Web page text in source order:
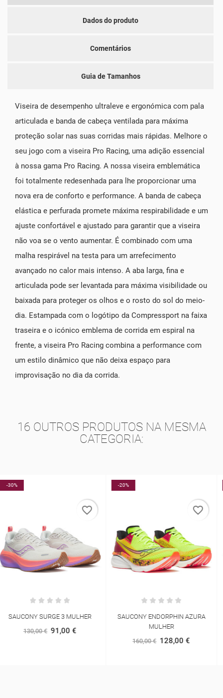
Dados do produto
Comentários
Guia de Tamanhos
Viseira de desempenho ultraleve e ergonómica com pala
articulada e banda de cabeça ventilada para máxima
proteção solar nas suas corridas mais rápidas. Melhore o
seu jogo com a viseira Pro Racing, uma adição essencial
à nossa gama Pro Racing. A nossa viseira emblemática
foi totalmente redesenhada para lhe proporcionar uma
nova era de conforto e performance. A banda de cabeça
elástica e perfurada promete máxima respirabilidade e um
ajuste confortável e ajustado para garantir que a viseira
não voa se o vento aumentar. É combinado com uma
malha respirável na testa para um arrefecimento
avançado no calor mais intenso. A aba larga, fina e
articulada pode ser levantada para máxima visibilidade ou
baixada para proteger os olhos e o rosto do sol do meio-
dia. Estampada com o logótipo da Compressport na faixa
traseira e o icónico emblema de corrida em espiral na
frente, a viseira Pro Racing combina a performance com
um estilo dinâmico que não deixa espaço para
improvisação no dia da corrida.
16 OUTROS PRODUTOS NA MESMA
CATEGORIA:
-20%
SAUCONY ENDORPHIN AZURA
MULHER
favorite_border
-40%
ASICS GEL-CUMULUS 27 MULHER
160,00 € 96,00 €
favorite_border